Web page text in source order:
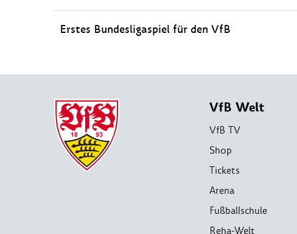
Erstes Bundesligaspiel für den VfB
VfB Welt
VfB TV
Shop
Tickets
Arena
Fußballschule
Reha-Welt